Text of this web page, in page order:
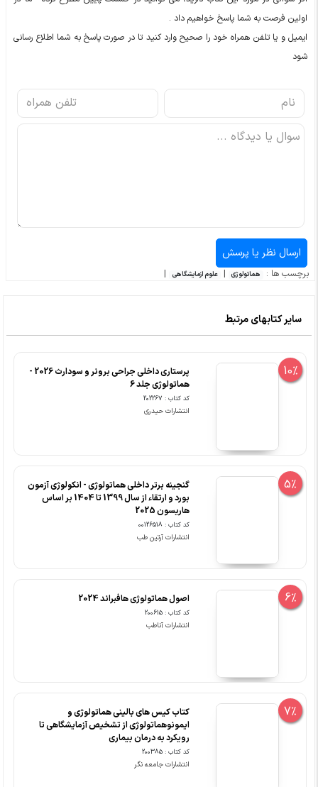
اولین فرصت به شما پاسخ خواهیم داد .
ایمیل و یا تلفن همراه خود را صحیح وارد کنید تا در صورت پاسخ به شما اطلاع رسانی
شود
برچسب ها : هماتولوژی | علوم ازمایشگاهی |
سایر کتابهای مرتبط
10%
پرستاری داخلی جراحی برونر و سودارث 2026 -
هماتولوژی جلد 6
کد کتاب : 202267
انتشارات حیدری
5%
گنجینه برتر داخلی هماتولوژی - انکولوژی آزمون
بورد و ارتقاء از سال 1399 تا 1404 بر اساس
هاریسون 2025
کد کتاب : 00126518
انتشارات آرتین طب
6% اصول هماتولوژی هافبراند 2024
کد کتاب : 200615
انتشارات آناطب
7%
کتاب کیس های بالینی هماتولوژی و
ایمونوهماتولوژی از تشخیص آزمایشگاهی تا
رویکرد به درمان بیماری
کد کتاب : 200385
انتشارات جامعه نگر